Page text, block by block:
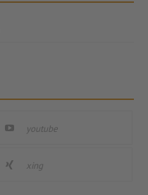
youtube
xing